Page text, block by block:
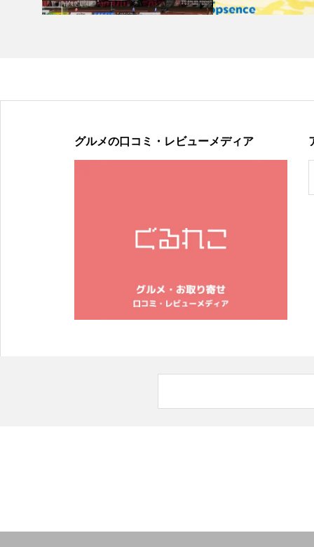
グルメの口コミ・レビューメディア